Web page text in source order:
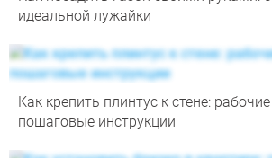
идеальной лужайки
Как крепить плинтус к стене:
пошаговые инструкции